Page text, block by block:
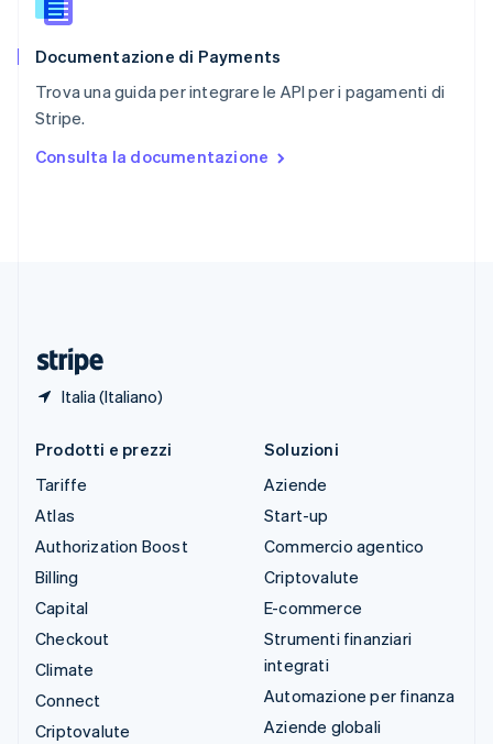
Documentazione di Payments
Trova una guida per integrare le API per i pagamenti di
Stripe.
Consulta la documentazione
Italia (Italiano)
Slovacchia
Slovenia
Spagna
Español
English Español简体中文
Prodotti e prezzi
Tariffe
Atlas
Authorization Boost
Billing
Capital
Checkout
Climate
Connect
Criptovalute
Soluzioni
Aziende
Start-up
Commercio agentico
Criptovalute
E-commerce
Strumenti finanziari
integrati
Automazione per finanza
Aziende globali